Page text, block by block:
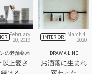
February
20, 2019
の老舗薬局
以上愛さ
INTERIOR March 4,
2020
DRAW A LINE
お洒落に生まれ